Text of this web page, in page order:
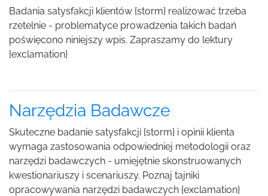
Badania satysfakcji klientów {storm} realizować trzeba
rzetelnie - problematyce prowadzenia takich badań
poświęcono niniejszy wpis. Zapraszamy do lektury
{exclamation}
Narzędzia Badawcze
Skuteczne badanie satysfakcji {storm} i opinii klienta
wymaga zastosowania odpowiedniej metodologii oraz
narzędzi badawczych - umiejętnie skonstruowanych
kwestionariuszy i scenariuszy. Poznaj tajniki
opracowywania narzędzi badawczych {exclamation}